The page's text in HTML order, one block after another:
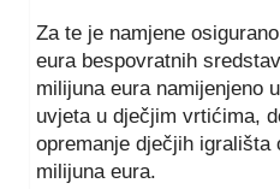
Za te je namjene
eura bespovratnih
milijuna eura namijenjeno
uvjeta u dječjim vrtićima,
opremanje dječjih igrališta
milijuna eura.